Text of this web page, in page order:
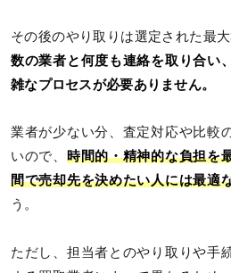
その後のやり取りは選定された最
数の業者と何度も連絡を取り合い
雑なプロセスが必要ありません。
業者が少ない分、査定対応や比較
いので、 時間的・精神的な負担を
間で売却先を決めたい人には最適
う。
ただし、担当者とのやり取りや手